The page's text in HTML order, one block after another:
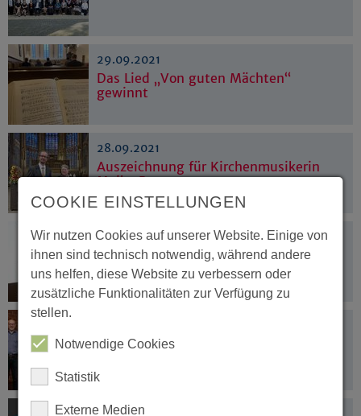
29.09.2021
Das Lied „Von guten Mächten“
gewinnt
28.09.2021
Auszeichnung für Kirchenmusikerin
Meike Pape
27.09.2021
Künstlicher Kleiderberg weckt
Aufmerksamkeit
„Wir beschaffen ökofair“
COOKIE EINSTELLUNGEN
Wir nutzen Cookies auf unserer Website. Einige von
ihnen sind technisch notwendig, während andere
uns helfen, diese Website zu verbessern oder
zusätzliche Funktionalitäten zur Verfügung zu
stellen.
Notwendige Cookies
Statistik
Externe Medien